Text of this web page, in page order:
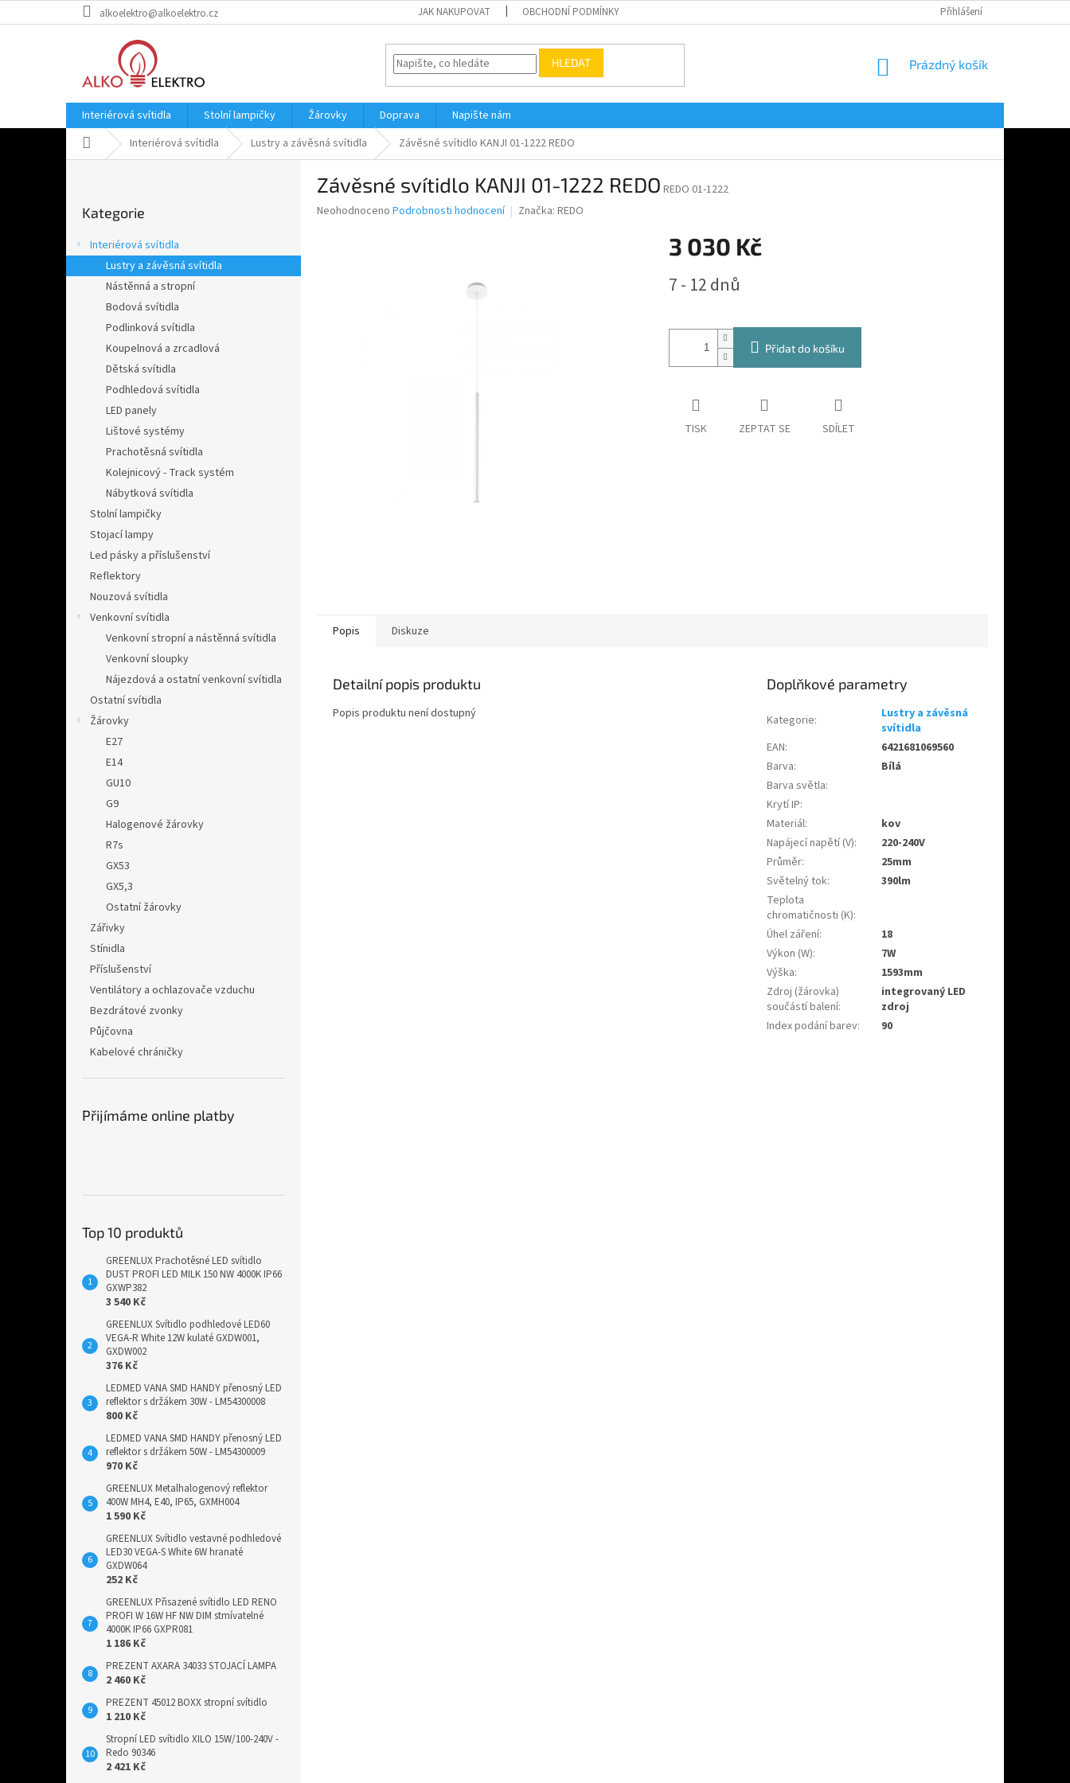
na
alkoelektro@alkoelektro.cz JAK NAKUPOVAT OBCHODNÍ PODMÍNKY Přihlášení
HLEDAT
NÁKUPNÍ
Prázdný košík
Interiérová svítidla Stolní lampičky Žárovky Doprava
Napište nám
Domů Interiérová svítidla Lustry a závěsná svítidla Závěsné svítidlo KANJI 01-1222 REDO
a
n
kategorie
Kategorie
Interiérová svítidla
Lustry a závěsná svítidla
Nástěnná a stropní
Bodová svítidla
Podlinková svítidla
Koupelnová a zrcadlová
Dětská svítidla
Podhledová svítidla
LED panely
Lištové systémy
Prachotěsná svítidla
Kolejnicový - Track systém
Nábytková svítidla
Stolní lampičky
Stojací lampy
Led pásky a příslušenství
Reflektory
Nouzová svítidla
Venkovní svítidla
Venkovní stropní a nástěnná svítidla
Venkovní sloupky
Nájezdová a ostatní venkovní svítidla
Ostatní svítidla
Žárovky
E27
E14
GU10
G9
Halogenové žárovky
R7s
GX53
GX5,3
Ostatní žárovky
Zářivky
Stínidla
Příslušenství
Ventilátory a ochlazovače vzduchu
Bezdrátové zvonky
Půjčovna
Kabelové chráničky
Přijímáme online platby
Top 10 produktů
GREENLUX Prachotěsné LED svítidlo
DUST PROFI LED MILK 150 NW 4000K IP66
GXWP382
3 540 Kč
GREENLUX Svítidlo podhledové LED60
VEGA-R White 12W kulaté GXDW001,
GXDW002
376 Kč
LEDMED VANA SMD HANDY přenosný LED
reflektor s držákem 30W - LM54300008
800 Kč
LEDMED VANA SMD HANDY přenosný LED
reflektor s držákem 50W - LM54300009
970 Kč
GREENLUX Metalhalogenový reflektor
400W MH4, E40, IP65, GXMH004
1 590 Kč
GREENLUX Svítidlo vestavné podhledové
LED30 VEGA-S White 6W hranaté
GXDW064
252 Kč
GREENLUX Přisazené svítidlo LED RENO
PROFI W 16W HF NW DIM stmívatelné
4000K IP66 GXPR081
1 186 Kč
PREZENT AXARA 34033 STOJACÍ LAMPA
2 460 Kč
PREZENT 45012 BOXX stropní svítidlo
1 210 Kč
Stropní LED svítidlo XILO 15W/100-240V -
Redo 90346
2 421 Kč
Závěsné svítidlo KANJI 01-1222 REDO REDO 01-1222
Průměrné
Neohodnoceno Podrobnosti hodnocení Značka: REDO
3 030 Kč
cena:
7 - 12 dnů
Přidat do košíku
TISK ZEPTAT SE SDÍLET
Popis Diskuze
Detailní popis produktu
Popis produktu není dostupný
Doplňkové parametry
Kategorie:
Lustry a závěsná
svítidla
EAN:
6421681069560
Barva:
Bílá
Barva světla:
Krytí IP:
Materiál:
kov
Napájecí napětí (V):
220-240V
Průměr:
25mm
Světelný tok:
390lm
Teplota
chromatičnosti (K):
Úhel záření:
18
Výkon (W):
7W
Výška:
1593mm
Zdroj (žárovka)
součástí balení:
integrovaný LED
zdroj
Index podání barev: 90